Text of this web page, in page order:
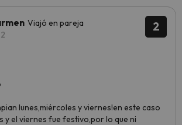
2
Viajó en pareja
lunes,miércoles y viernes!en este caso
y el viernes fue festivo,por lo que ni